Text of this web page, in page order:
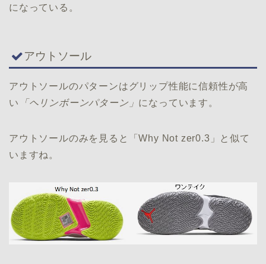
になっている。
アウトソール
アウトソールのパターンはグリップ性能に信頼性が高
い
「ヘリンボーンパターン」 になっています。
アウトソールのみを見ると「Why Not zer0.3」と似て
いますね。